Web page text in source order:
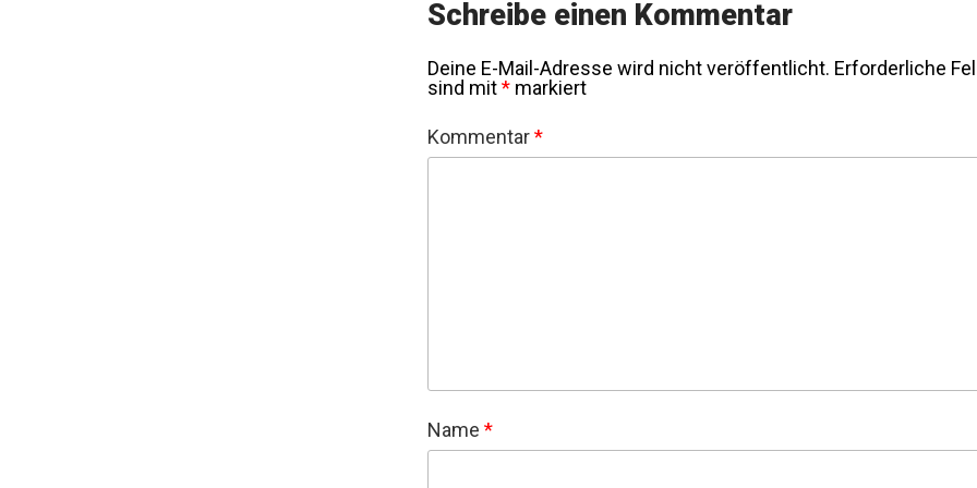
Schreibe einen Kommentar
Deine E-Mail-Adresse wird nicht veröffentlicht. Erforderliche
sind mit* markiert
Kommentar*
Name *